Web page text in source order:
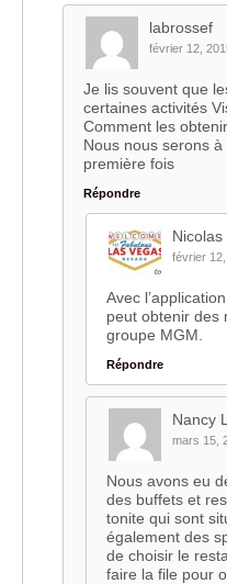
labrossef
février 12,
Je lis souvent que
certaines activités
Comment les
Nous nous serons
première fois
Répondre
Nicolas
février
Avec
peut obtenir des
groupe MGM.
Répondre
Nancy
mars 15,
Nous avons eu
des buffets et
tonite qui sont
également des
de choisir le
faire la file pour